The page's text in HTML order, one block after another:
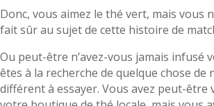
Donc, vous aimez le thé vert, mais vous
fait sûr au sujet de cette histoire de
Ou peut-être n’avez-vous jamais infusé
êtes à la recherche de quelque chose de
différent à essayer. Vous avez peut-être